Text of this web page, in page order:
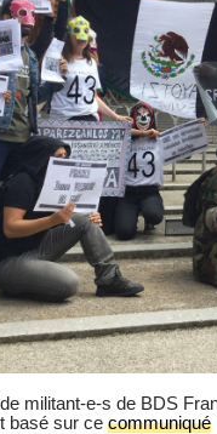
militant-e-s de BDS
basé sur ce communiqué